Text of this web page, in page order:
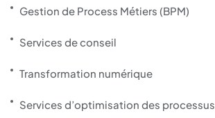
Gestion de Process Métiers (BPM)
Services de conseil
Transformation numérique
Services d’optimisation des processus